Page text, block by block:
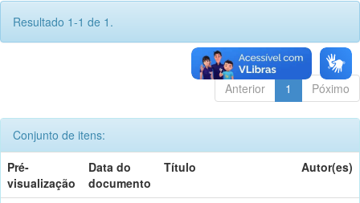
Resultado 1-1 de 1.
Anterior 1 Póximo
Conjunto de itens:
Pré-
visualização
Data do
documento
Título Autor(es)